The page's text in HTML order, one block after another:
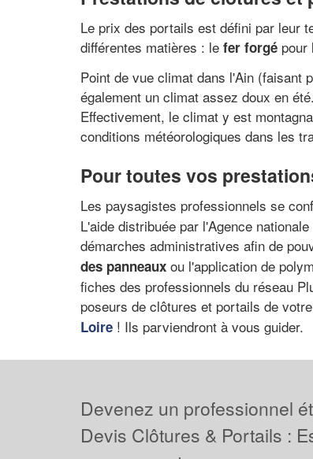
Le prix des portails est défini par leur
différentes matières : le fer forgé pour
Point de vue climat dans l'Ain (faisant
également un climat assez doux en
Effectivement, le climat y est
conditions météorologiques dans les
Pour toutes vos
Les paysagistes professionnels se
L'aide distribuée par l'Agence
démarches administratives afin de
des panneaux ou l'application de
fiches des professionnels du réseau
poseurs de clôtures et portails de
Loire ! Ils parviendront à vous guider.
Devenez un professionnel
Devis Clôtures & Portails :